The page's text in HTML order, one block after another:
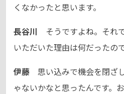
くなかったと思います。
長谷川 そうですよね。それ
いただいた理由は何だったの
伊藤 思い込みで機会を閉ざ
ゃないかなと思ったんです。